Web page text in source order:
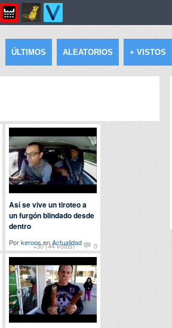
ÚLTIMOS ALEATORIOS + VISTOS
+30 (44 votos) 0
Así se vive un tiroteo a
un furgón blindado desde
dentro
PorkeroosenActualidad